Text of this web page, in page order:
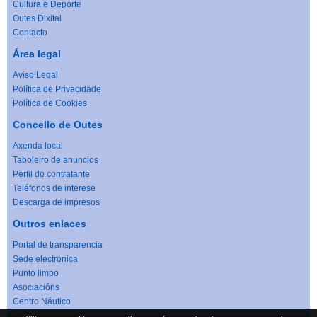
Cultura e Deporte
Outes Dixital
Contacto
Área legal
Aviso Legal
Política de Privacidade
Política de Cookies
Concello de Outes
Axenda local
Taboleiro de anuncios
Perfil do contratante
Teléfonos de interese
Descarga de impresos
Outros enlaces
Portal de transparencia
Sede electrónica
Punto limpo
Asociacións
Centro Náutico